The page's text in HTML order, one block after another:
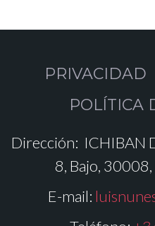
PRIVACIDAD
POLÍTICA
Dirección: ICHIBAN
8, Bajo,
E-mail: